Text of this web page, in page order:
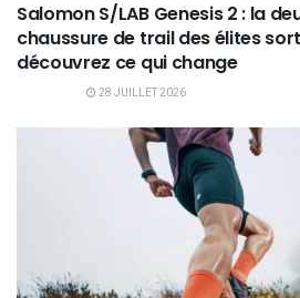
Salomon S/LAB Genesis 2 : la
chaussure de trail des élites
découvrez ce qui change
28 JUILLET 2026